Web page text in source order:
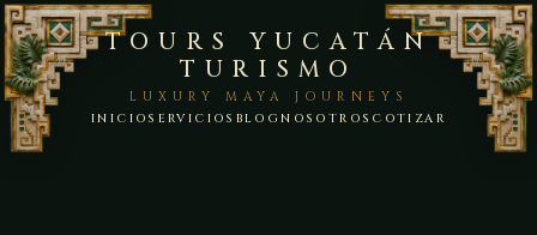
TOURS YUCATÁN
TURISMO
LUXURY MAYA JOURNEYS
INICIO SERVICIOS BLOGNOSOTROS COTIZAR